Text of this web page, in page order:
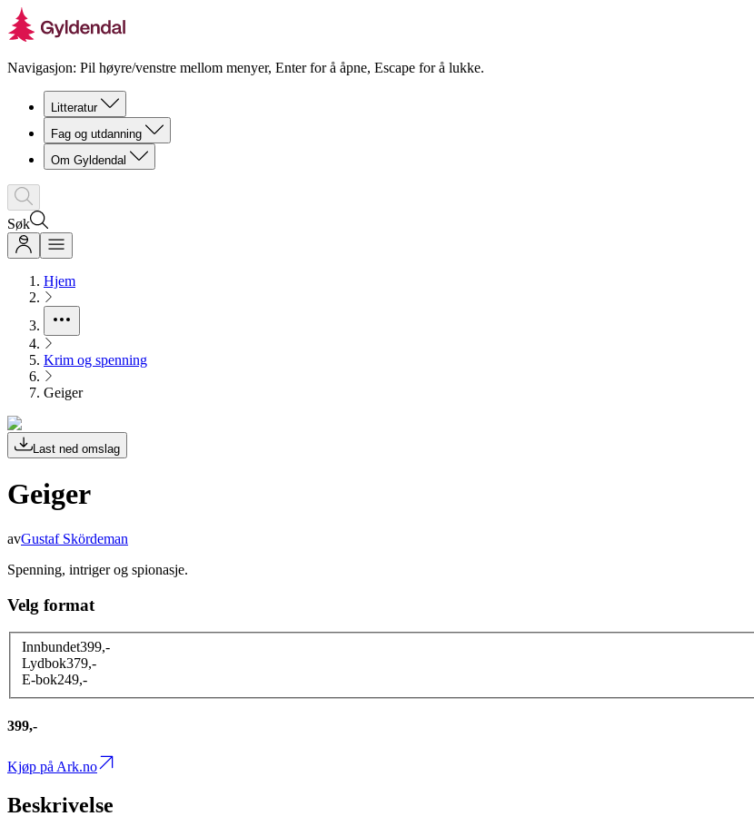
Navigasjon: Pil høyre/venstre mellom menyer, Enter for å åpne, Escape for å lukke.
Litteratur
Fag og utdanning
Om Gyldendal
Søk
Hjem
Krim og spenning
Geiger
Last ned omslag
Geiger
avGustaf Skördeman
Spenning, intriger og spionasje.
Velg format
Innbundet399,-
Lydbok379,-
E-bok249,-
399,-
Kjøp på Ark.no
Beskrivelse